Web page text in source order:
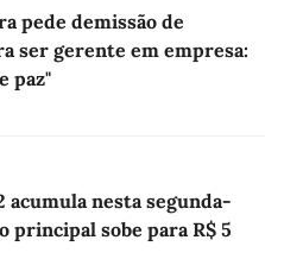
pede demissão de
ser gerente em empresa:
paz"
acumula nesta segunda-
principal sobe para R$ 5